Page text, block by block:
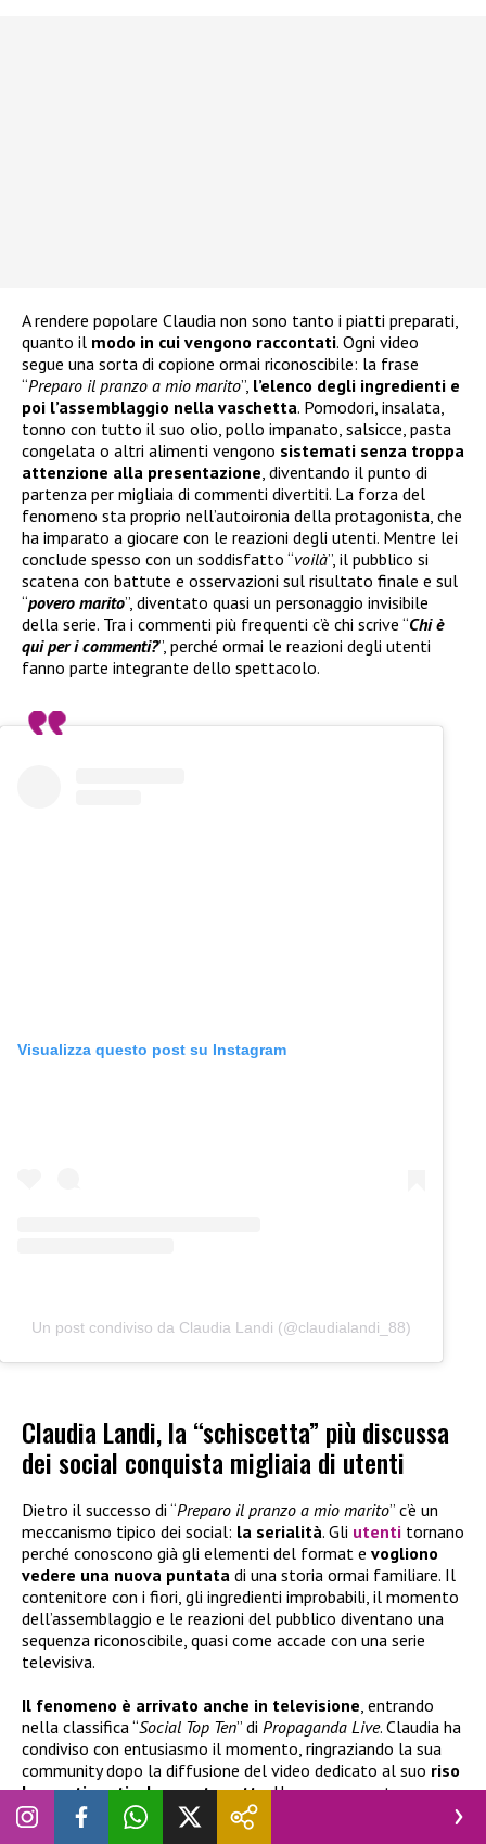
A rendere popolare Claudia non sono tanto i piatti preparati,
quanto il modo in cui vengono raccontati. Ogni video
segue una sorta di copione ormai riconoscibile: la frase
“Preparo il pranzo a mio marito”, l’elenco degli ingredienti e
poi l’assemblaggio nella vaschetta. Pomodori, insalata,
tonno con tutto il suo olio, pollo impanato, salsicce, pasta
congelata o altri alimenti vengono sistemati senza troppa
attenzione alla presentazione , diventando il punto di
partenza per migliaia di commenti divertiti. La forza del
fenomeno sta proprio nell’autoironia della protagonista, che
ha imparato a giocare con le reazioni degli utenti. Mentre lei
conclude spesso con un soddisfatto “voilà”, il pubblico si
scatena con battute e osservazioni sul risultato finale e sul
“povero marito”, diventato quasi un personaggio invisibile
della serie. Tra i commenti più frequenti c’è chi scrive “Chi è
qui per i commenti?”, perché ormai le reazioni degli utenti
fanno parte integrante dello spettacolo.
Visualizza questo post su Instagram
Un post condiviso da Claudia Landi (@claudialandi_88)
Claudia Landi, la “schiscetta” più discussa
dei social conquista migliaia di utenti
Dietro il successo di “Preparo il pranzo a mio marito” c’è un
meccanismo tipico dei social: la serialità. Gli utenti tornano
perché conoscono già gli elementi del format e vogliono
vedere una nuova puntata di una storia ormai familiare. Il
contenitore con i fiori, gli ingredienti improbabili, il momento
dell’assemblaggio e le reazioni del pubblico diventano una
sequenza riconoscibile, quasi come accade con una serie
televisiva.
Il fenomeno è arrivato anche in televisione, entrando
nella classifica “Social Top Ten” di Propaganda Live. Claudia ha
condiviso con entusiasmo il momento, ringraziando la sua
community dopo la diffusione del video dedicato al suo riso
basmati particolarmente cotto. Un successo nato senza
strategie apparenti, ma costruito sulla spontaneità e sulla
capacità di coinvolgere chi guarda. A conquistare gli utenti è